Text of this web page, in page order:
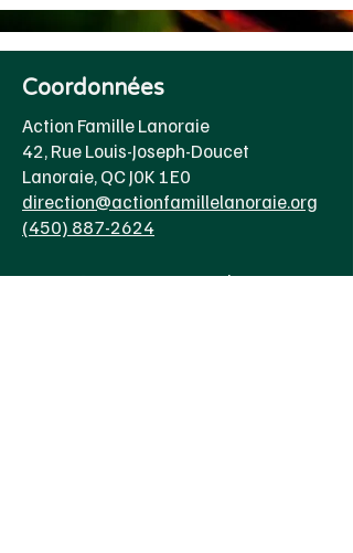
Coordonnées
Action Famille Lanoraie
42, Rue Louis-Joseph-Doucet
Lanoraie, QC J0K 1E0
direction@actionfamillelanoraie.org
(450) 887-2624
Heure d'ouverture